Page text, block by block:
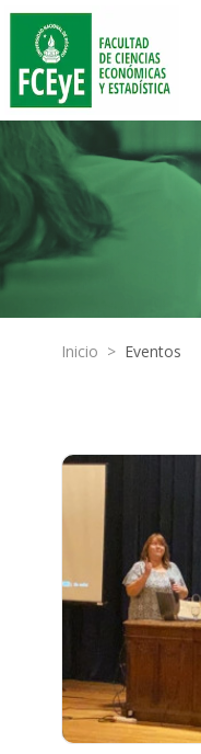
Inicio > Eventos